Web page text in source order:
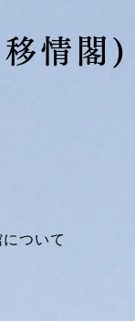
情閣)
ついて